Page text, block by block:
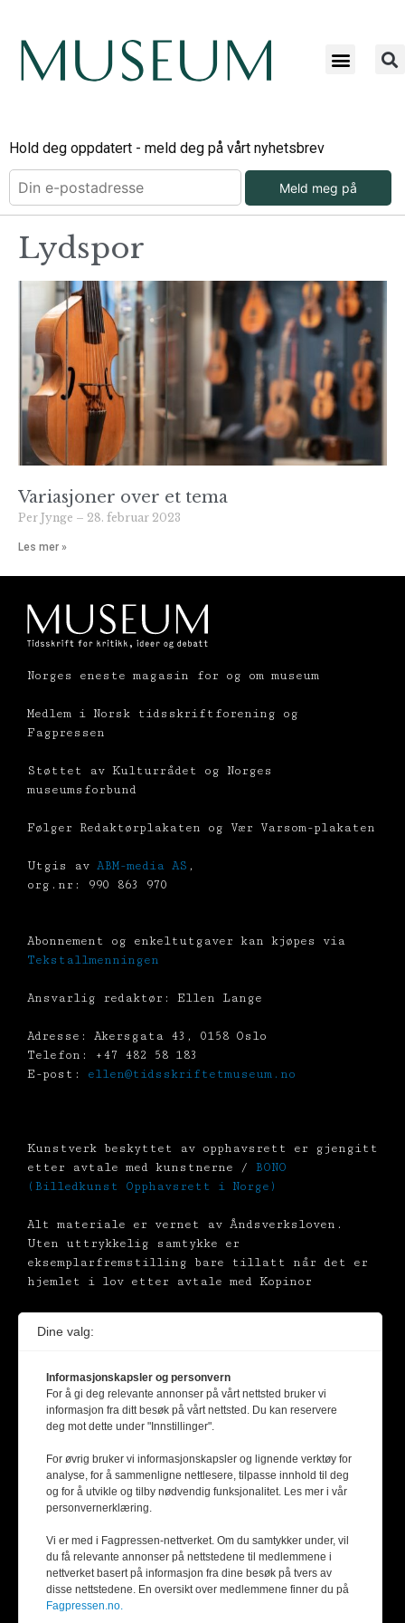
Hold deg oppdatert - meld deg på vårt nyhetsbrev
Meld meg på
Lydspor
Variasjoner over et tema
Per Jynge 28. februar 2023
Les mer »
Norges eneste magasin for og om museum
Medlem i Norsk tidsskriftforening og
Fagpressen
Støttet av Kulturrådet og Norges
museumsforbund
Følger Redaktørplakaten og Vær Varsom-plakaten
Utgis av ABM-media AS ,
org.nr: 990 863 970
Abonnement og enkeltutgaver kan kjøpes via
Tekstallmenningen
Ansvarlig redaktør: Ellen Lange
Adresse: Akersgata 43, 0158 Oslo
Telefon: +47 482 58 183
E-post: ellen@tidsskriftetmuseum.no
Kunstverk beskyttet av opphavsrett er gjengitt
etter avtale med kunstnerne / BONO
(Billedkunst Opphavsrett i Norge)
Alt materiale er vernet av Åndsverksloven.
Uten uttrykkelig samtykke er
eksemplarfremstilling bare tillatt når det er
hjemlet i lov etter avtale med Kopinor
Dine valg:
Informasjonskapsler og personvern
For å gi deg relevante annonser på vårt nettsted bruker vi
informasjon fra ditt besøk på vårt nettsted. Du kan reservere
deg mot dette under "Innstillinger".
For øvrig bruker vi informasjonskapsler og lignende verktøy for
analyse, for å sammenligne nettlesere, tilpasse innhold til deg
og for å utvikle og tilby nødvendig funksjonalitet. Les mer i vår
personvernerklæring.
Vi er med i Fagpressen-nettverket. Om du samtykker under, vil
du få relevante annonser på nettstedene til medlemmene i
nettverket basert på informasjon fra dine besøk på tvers av
disse nettstedene. En oversikt over medlemmene finner du på
Fagpressen.no.